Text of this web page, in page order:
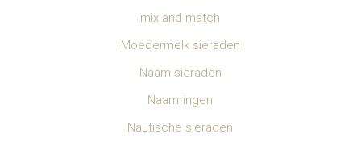
mix and match
Moedermelk sieraden
Naam sieraden
Naamringen
Nautische sieraden